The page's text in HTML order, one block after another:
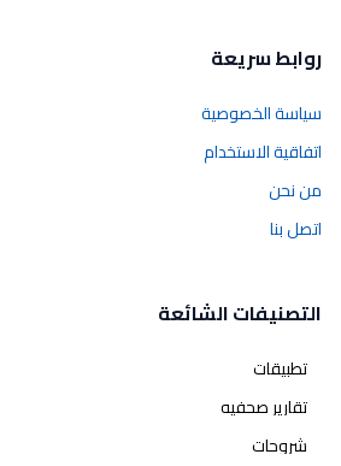
روابط سريعة
سياسة الخصوصية
اتفاقية الاستخدام
من نحن
اتصل بنا
التصنيفات الشائعة
تطبيقات
تقارير صحفيه
شروحات